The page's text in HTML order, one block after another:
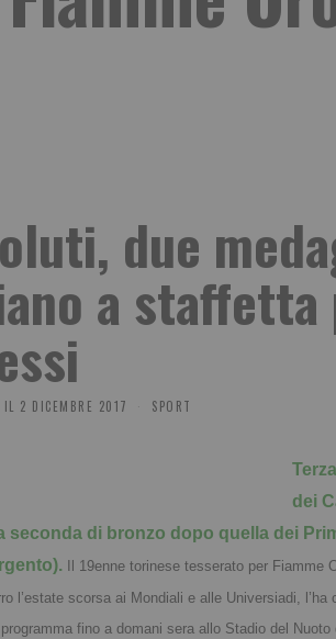
due
a staffetta
2 DICEMBRE 2017 SPORT
dei
seconda di bronzo dopo quella dei
Il 19enne torinese tesserato per Fiamme
l’estate scorsa ai Mondiali e alle Universiadi,
programma fino a domani sera allo Stadio del